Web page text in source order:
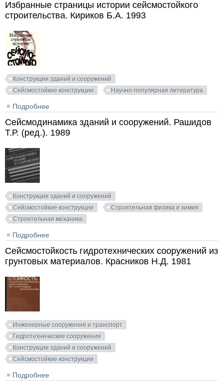
Избранные страницы истории сейсмостойкого
строительства. Кириков Б.А. 1993
Конструкции зданий и сооружений
Сейсмостойкие конструкции
Научно-популярная литература
Подробнее
строительства. Кириков Б.А. 1993
Сейсмодинамика зданий и сооружений. Рашидов
Т.Р. (ред.). 1989
Конструкции зданий и сооружений
Сейсмостойкие конструкции
Строительная физика и химия
Строительная механика
Подробнее
Т.Р. (ред.). 1989
Сейсмостойкость гидротехнических сооружений из
грунтовых материалов. Красников Н.Д. 1981
Инженерные сооружения и транспорт
Гидротехнические сооружения
Конструкции зданий и сооружений
Сейсмостойкие конструкции
Подробнее